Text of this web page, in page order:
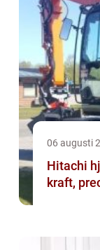
06 augusti
Hitachi
kraft,